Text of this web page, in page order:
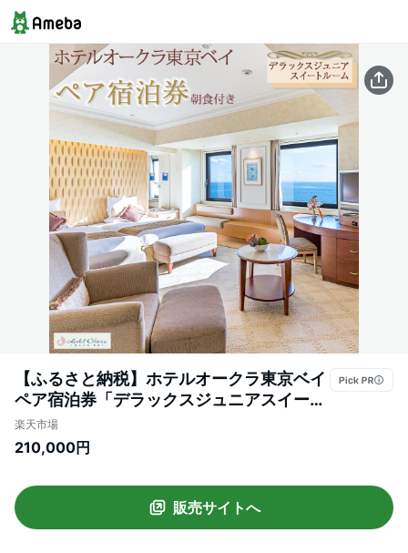
【ふるさと納税】ホテルオークラ東京ベイ
ペア宿泊券「デラックスジュニアスイート
ルーム」朝食付 | 返礼 返礼品 旅行 クーポ
ン オフィシャル ホテル 宿 レストラン 食事
観光 朝食 スイート 東京ベイ 舞浜
楽天市場
210,000円
販売サイトへ